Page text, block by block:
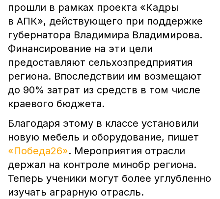
прошли в рамках проекта «Кадры
в АПК», действующего при поддержке
губернатора Владимира Владимирова.
Финансирование на эти цели
предоставляют сельхозпредприятия
региона. Впоследствии им возмещают
до 90% затрат из средств в том числе
краевого бюджета.
Благодаря этому в классе установили
новую мебель и оборудование, пишет
«Победа26». Мероприятия отрасли
держал на контроле минобр региона.
Теперь ученики могут более углубленно
изучать аграрную отрасль.